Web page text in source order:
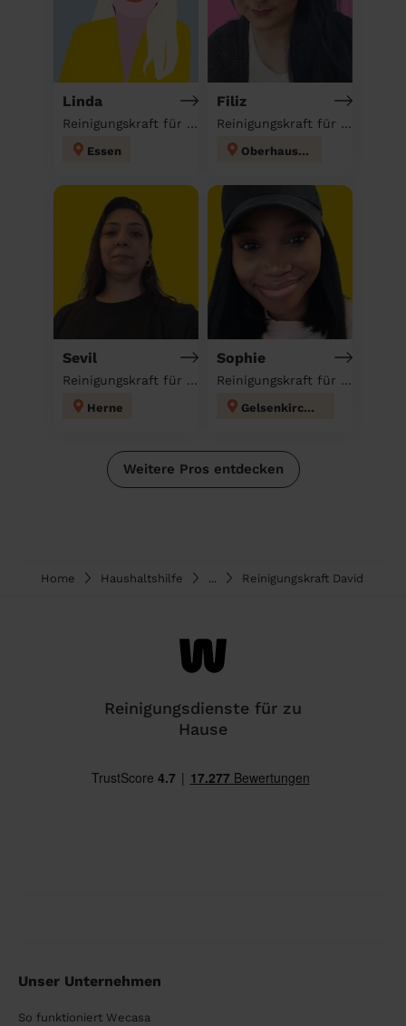
Linda
Reinigungskraft für deinen Haushalt
Essen
Filiz
Reinigungskraft für deinen Haushalt
Oberhausen
Sevil
Reinigungskraft für deinen Haushalt
Herne
Sophie
Reinigungskraft für deinen Haushalt
Gelsenkirchen
Weitere Pros entdecken
Home Haushaltshilfe Reinigungskraft David
Reinigungsdienste für zu
Hause
Unser Unternehmen
So funktioniert Wecasa